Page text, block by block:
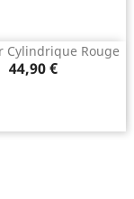
Cylindrique Rouge
Prix
44,90 €